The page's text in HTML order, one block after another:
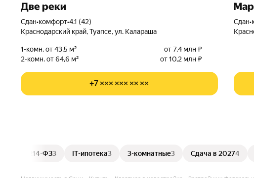
Две реки
Сдан•комфорт•4.1 (42)
Краснодарский край, Туапсе, ул. Калараша
1-комн. от 43,5 м²
от 7,4 млн ₽
2-комн. от 64,6 м²
от 10,2 млн ₽
+7 ××× ××× ×× ××
Сдан•
214-ФЗ3 IT-ипотека3 3-комнатные3 Сдача в 20274